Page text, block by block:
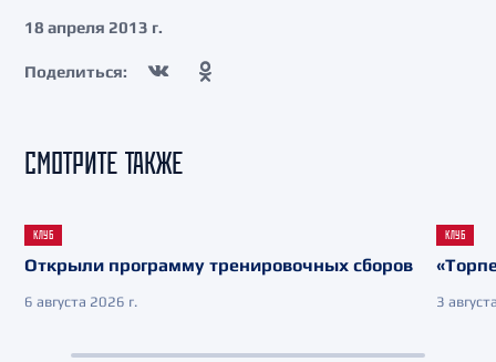
18 апреля 2013 г.
Поделиться:
СМОТРИТЕ ТАКЖЕ
КЛУБ
Открыли программу тренировочных сборов
6 августа 2026 г.
КЛУБ
3